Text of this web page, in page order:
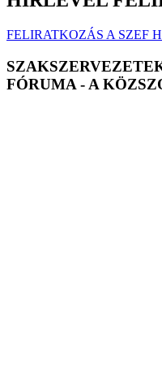
FELIRATKOZÁS A SZEF
FÓRUMA - A